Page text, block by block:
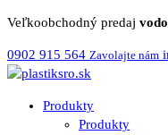
Veľkoobchodný predaj
0902 915 564 Zavolajte nám
Produkty
Produkty